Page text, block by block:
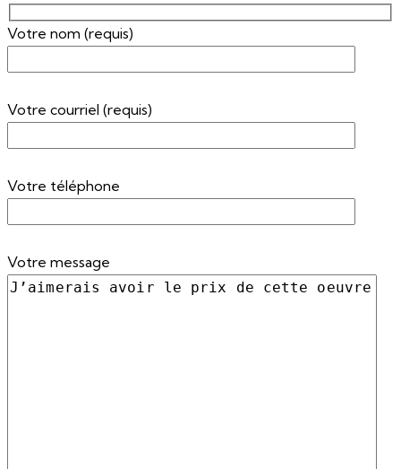
Votre nom (requis)
Votre courriel (requis)
Votre téléphone
Votre message